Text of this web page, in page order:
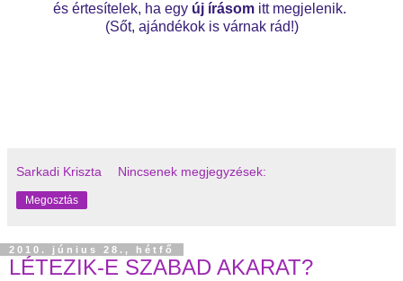
és értesítelek, ha egy új írásom itt megjelenik.
(Sőt, ajándékok is várnak rád!)
Sarkadi Kriszta Nincsenek megjegyzések:
Megosztás
2010. június 28., hétfő
LÉTEZIK-E SZABAD AKARAT?